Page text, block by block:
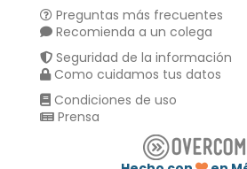
Preguntas más frecuentes
Recomienda a un colega
Seguridad de la información
Como cuidamos tus datos
Condiciones de uso
Prensa